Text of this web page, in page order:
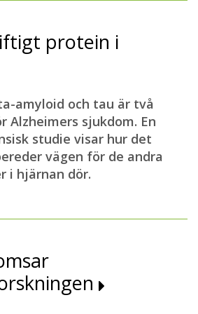
mängden är
för att
Forskarna kan till och
långt innan de första
deltagare kom
en colombiansk släkt
mutation som
började öka redan
sjukdomsdebut. Det
vi fick tillgång till
från långt tillbaka i
protein i
amyloid och tau är två
Alzheimers sjukdom. En
studie visar hur det
vägen för de andra
i hjärnan dör.